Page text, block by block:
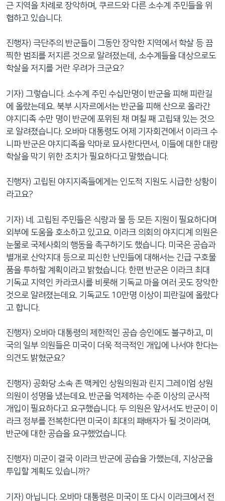
근 지역을 차례로 장악하며, 쿠르드와 다른 소수계 주민들을 위
협하고 있습니다.
진행자) 극단주의 반군들이 그동안 장악한 지역에서 학살 등 끔
찍한 범죄를 저지른 것으로 알려졌는데, 소수계들을 대상으로도
학살을 저지를 거란 우려가 크군요?
기자) 그렇습니다. 소수계 주민 수십만명이 반군을 피해 피란길
에 올랐는데요. 북부 시자르에서는 반군을 피해 산으로 올라간
야지디족 수만 명이 반군에 포위된 채 며칠 째 고립돼 있는 것으
로 알려졌습니다. 오바마 대통령도 어제 기자회견에서 이라크 수
니파 반군은 야지디족을 악마로 묘사한다면서, 이들에 대한 대량
학살을 막기 위한 조치가 필요하다고 말했습니다.
진행자) 고립된 야지지족들에게는 인도적 지원도 시급한 상황이
라고요?
기자) 네. 고립된 주민들은 식량과 물 등 모든 지원이 필요하다며
외부에 도움을 호소하고 있고요. 이라크 의회의 야지디계 의원은
눈물로 국제사회의 행동을 촉구하기도 했습니다. 미국은 공습과
별개로 산악지대 등으로 피신한 난민들에 대해서는 긴급 구호물
품을 투하할 계획이라고 밝혔습니다. 한편 반군은 이라크 최대
기독교 지역인 카라코시를 비롯해 기독교 마을 여러 곳도 장악한
것으로 알려졌는데요. 기독교도 10만명 이상이 피란길에 올랐다
고 합니다.
진행자) 오바마 대통령의 제한적인 공습 승인에도 불구하고, 미
국의 일부 의원들은 미국이 더욱 적극적인 개입에 나서야 한다는
의견도 밝혔군요?
진행자) 공화당 소속 존 맥케인 상원의원과 린지 그레이엄 상원
의원이 성명을 냈는데요. 반군을 억제하는 수준 이상의 군사적
개입이 필요하다고 요구했습니다. 두 의원은 앞서서도 반군이 이
라크 정부를 전복한다면 미국이 최대의 패배자가 될 것이라며,
반군에 대한 공습을 요구했었습니다.
진행자) 미군이 결국 이라크 반군에 공습을 가했는데, 지상군을
투입할 계획도 있습니까?
기자) 아닙니다. 오바마 대통령은 미국이 또 다시 이라크에서 전